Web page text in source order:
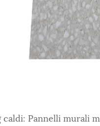
caldi: Pannelli murali